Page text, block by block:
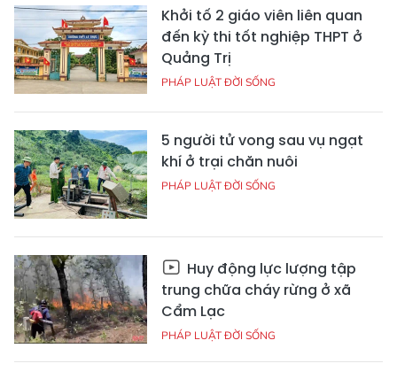
Khởi tố 2 giáo viên liên quan
đến kỳ thi tốt nghiệp THPT ở
Quảng Trị
PHÁP LUẬT ĐỜI SỐNG
5 người tử vong sau vụ ngạt
khí ở trại chăn nuôi
PHÁP LUẬT ĐỜI SỐNG
Huy động lực lượng tập
trung chữa cháy rừng ở xã
Cẩm Lạc
PHÁP LUẬT ĐỜI SỐNG